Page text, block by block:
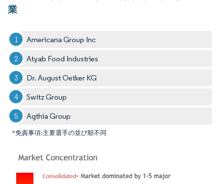
業
Americana Group Inc
Atyab Food Industries
Dr. August Oetker KG
Switz Group
Agthia Group
*免責事項:主要選手の並び順不同